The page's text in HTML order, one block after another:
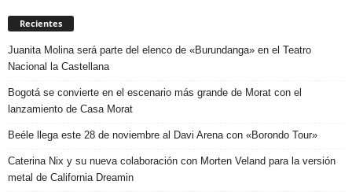
Recientes
Juanita Molina será parte del elenco de «Burundanga» en el Teatro
Nacional la Castellana
Bogotá se convierte en el escenario más grande de Morat con el
lanzamiento de Casa Morat
Beéle llega este 28 de noviembre al Davi Arena con «Borondo Tour»
Caterina Nix y su nueva colaboración con Morten Veland para la versión
metal de California Dreamin